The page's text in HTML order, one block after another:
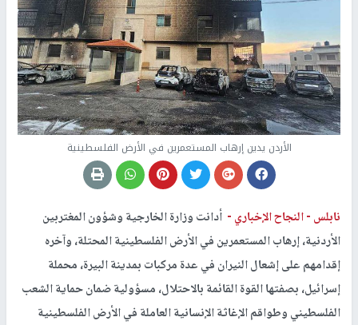
‏الأردن يدين إرهاب المستعمرين في الأرض الفلسطينية
نابلس -النجاح الإخباري - أدانت وزارة الخارجية وشؤون المغتربين
الأردنية، إرهاب المستعمرين في الأرض الفلسطينية المحتلة، وآخره
إقدامهم على إشعال النيران في عدة مركبات بمدينة البيرة، محملة
إسرائيل، بصفتها القوة القائمة بالاحتلال، مسؤولية ضمان حماية الشعب
الفلسطيني وطواقم الإغاثة الإنسانية العاملة في الأرض الفلسطينية